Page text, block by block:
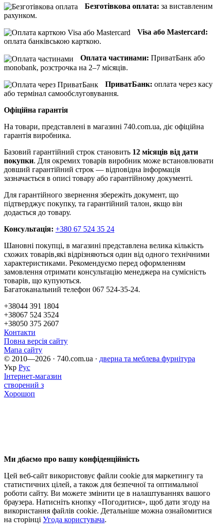
Безготівкова оплата: за виставленим
рахунком.
Visa або Mastercard:
оплата банківською карткою.
Оплата частинами: ПриватБанк або
monobank, розстрочка на 2–7 місяців.
ПриватБанк: оплата через касу
або термінал самообслуговування.
Офіційна гарантія
На товари, представлені в магазині 740.com.ua, діє офіційна
гарантія виробника.
Базовий гарантійний строк становить 12 місяців від дати
покупки. Для окремих товарів виробник може встановлювати
довший гарантійний строк — відповідна інформація
зазначається в описі товару або гарантійному документі.
Для гарантійного звернення збережіть документ, що
підтверджує покупку, та гарантійний талон, якщо він
додається до товару.
Консультація: +380 67 524 35 24
Шановні покупці, в магазині представлена ​​велика кількість
схожих товарів,які відрізняються один від одного технічними
характеристиками. Рекомендуємо перед оформленням
замовлення отримати консультацію менеджера на сумісність
товарів, що купуються.
Багатоканальний телефон 067 524-35-24.
+38044 391 1804
+38067 524 3524
+38050 375 2607
Контакти
Повна версія сайту
Мапа сайту
© 2010—2026 · 740.com.ua · дверна та меблева фурнітура
Укр Рус
Інтернет-магазин
створений з
Хорошоп
Ми дбаємо про вашу конфіденційність
Цей веб-сайт використовує файли cookie для маркетингу та
статистичних цілей, а також для безпечної та оптимальної
роботи сайту. Ви можете змінити це в налаштуваннях вашого
браузера. Натисніть кнопку «Погодитися», щоб дати згоду на
використання файлів cookie. Детальніше можна ознайомитися
на сторінці Угода користувача.